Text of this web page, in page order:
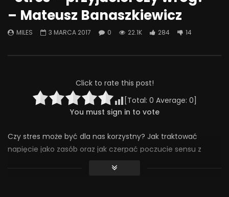
Znaczenie obecności i
zaangażowania ojca w rozwój
dziecka
0
241 7 0
Co możemy zrobić,
była miejscem
– Mateusz Banaszkiewicz
MILES 3 MARCA 2017 0 22.1K 284 14
Click to rate this post!
[Total: 0 Average: 0]
You must sign in to vote
Czy stres może być dla nas korzystny? Jak traktować
napięcie jako zasób oraz jak czerpać poczucie sensu z